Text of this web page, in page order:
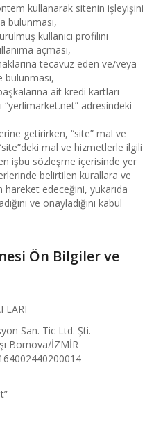
kullanarak sitenin işleyişini
bulunması,
kullanıcı profilini
açması,
tecavüz eden ve/veya
ait kredi kartları
“yerlimarket.net” adresindeki
getirirken, “site” mal ve
mal ve hizmetlerle ilgili
işbu sözleşme içerisinde yer
belirtilen kurallara ve
edeceğini, yukarıda
ve onayladığını kabul
Ön Bilgiler ve
San. Tic Ltd. Şti.
Bornova/İZMİR